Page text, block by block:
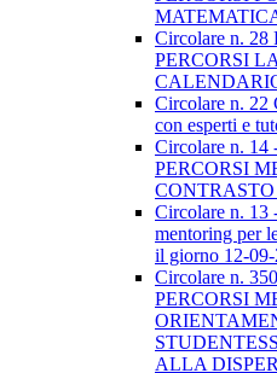
Circolare n.
PERCORSI
Circolare n. 22
con esperti e
Circolare n.
PERCORSI
Circolare n. 13
mentoring per
il giorno 12-
Circolare n.
PERCORSI
ALLA